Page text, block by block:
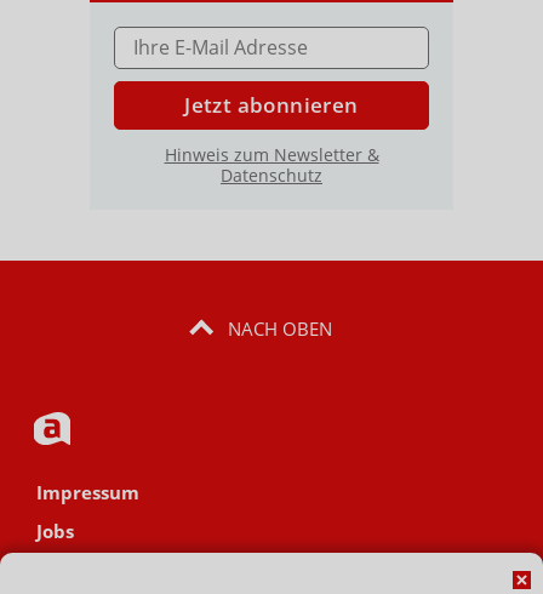
E-MAIL ADRESSE
Jetzt abonnieren
Hinweis zum Newsletter &
Datenschutz
NACH OBEN
Impressum
Jobs